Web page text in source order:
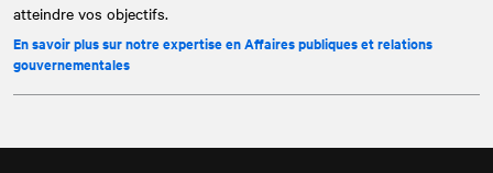
atteindre vos objectifs.
En savoir plus sur notre expertise en Affaires publiques et relations
gouvernementales